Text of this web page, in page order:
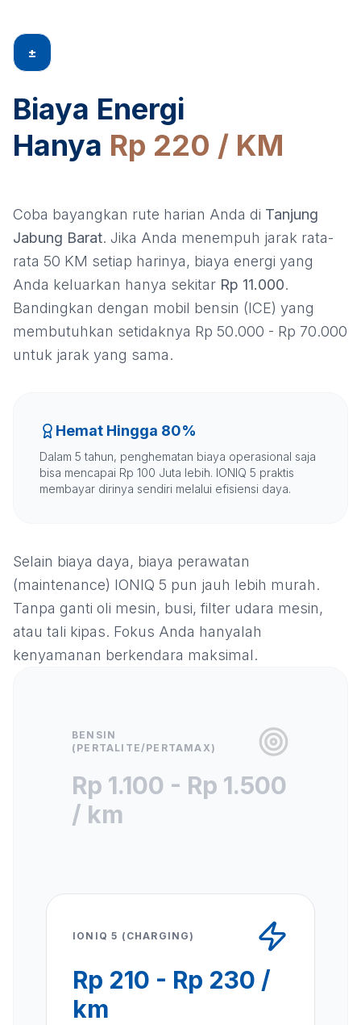
±
Biaya Energi
Hanya Rp 220 / KM
Coba bayangkan rute harian Anda di Tanjung
Jabung Barat. Jika Anda menempuh jarak rata-
rata 50 KM setiap harinya, biaya energi yang
Anda keluarkan hanya sekitar Rp 11.000.
Bandingkan dengan mobil bensin (ICE) yang
membutuhkan setidaknya Rp 50.000 - Rp 70.000
untuk jarak yang sama.
Hemat Hingga 80%
Dalam 5 tahun, penghematan biaya operasional saja
bisa mencapai Rp 100 Juta lebih. IONIQ 5 praktis
membayar dirinya sendiri melalui efisiensi daya.
Selain biaya daya, biaya perawatan
(maintenance) IONIQ 5 pun jauh lebih murah.
Tanpa ganti oli mesin, busi, filter udara mesin,
atau tali kipas. Fokus Anda hanyalah
kenyamanan berkendara maksimal.
BENSIN
(PERTALITE/PERTAMAX)
Rp 1.100 - Rp 1.500
/ km
IONIQ 5 (CHARGING)
Rp 210 - Rp 230 /
km